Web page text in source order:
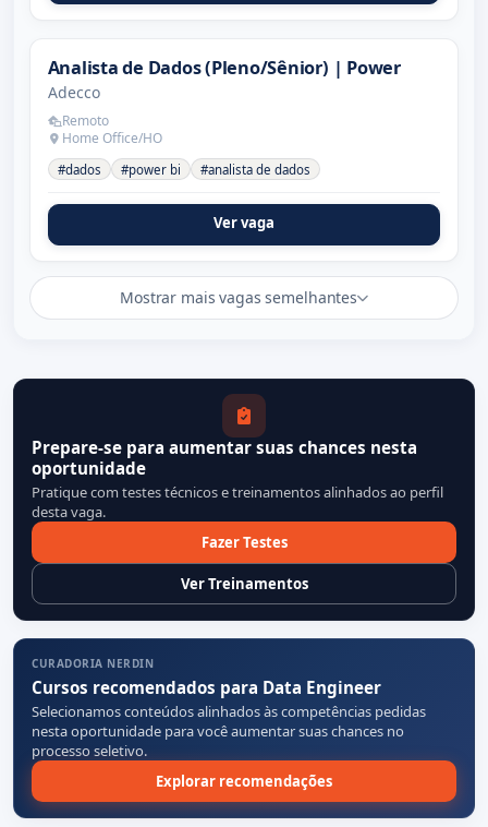
Analista de Dados (Pleno/Sênior) | Power
Adecco
Remoto
Home Office/HO
#dados #power bi #analista de dados
Ver vaga
Mostrar mais vagas semelhantes
Prepare-se para aumentar suas chances nesta
oportunidade
Pratique com testes técnicos e treinamentos alinhados ao perfil
desta vaga.
Fazer Testes
Ver Treinamentos
CURADORIA NERDIN
Cursos recomendados para Data Engineer
Selecionamos conteúdos alinhados às competências pedidas
nesta oportunidade para você aumentar suas chances no
processo seletivo.
Explorar recomendações